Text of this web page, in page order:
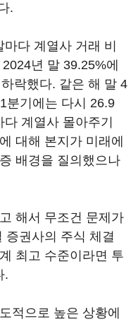
.
다 계열사 거래 비
년 말 39.25%에
락했다. 같은 해 말 4
분기에는 다시 26.9
계열사 몰아주기
대해 본지가 미래에
배경을 질의했으나
해서 무조건 문제가
증권사의 주식 체결
최고 수준이라면 투
.
적으로 높은 상황에